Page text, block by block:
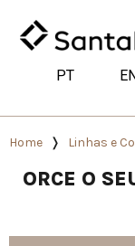
PT
Home Linhas e
ORCE O